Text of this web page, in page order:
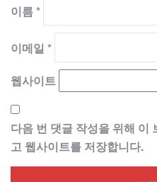
이름*
이메일 *
웹사이트
다음 번 댓글 작성을 위해 이
고 웹사이트를 저장합니다.